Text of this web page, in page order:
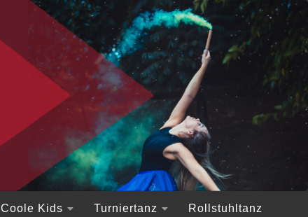
Coole Kids Turniertanz Rollstuhltanz